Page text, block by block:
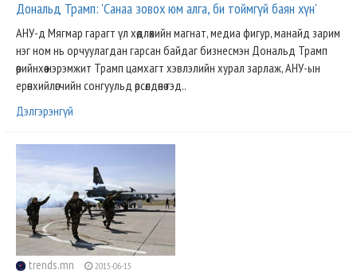
Дональд Трамп: 'Санаа зовох юм алга, би тоймгүй баян хүн'
АНУ-д Мягмар гарагт үл хөдлөхийн магнат, медиа фигур, манайд зарим
нэг ном нь орчуулагдан гарсан байдаг бизнесмэн Дональд Трамп
өөрийнхөө нэрэмжит Трамп цамхагт хэвлэлийн хурал зарлаж, АНУ-ын
ерөнхийлөгчийн сонгуульд өрсөлдөнө гэд..
Дэлгэрэнгүй
trends.mn 2015-06-15